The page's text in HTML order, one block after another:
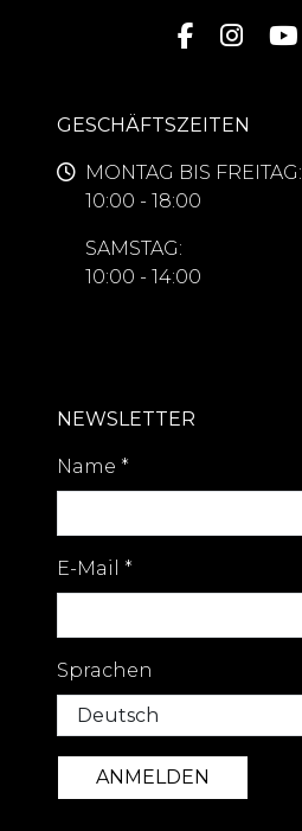
GESCHÄFTSZEITEN
MONTAG BIS FREITAG:
10:00 - 18:00
SAMSTAG:
10:00 - 14:00
NEWSLETTER
Name *
E-Mail *
Sprachen